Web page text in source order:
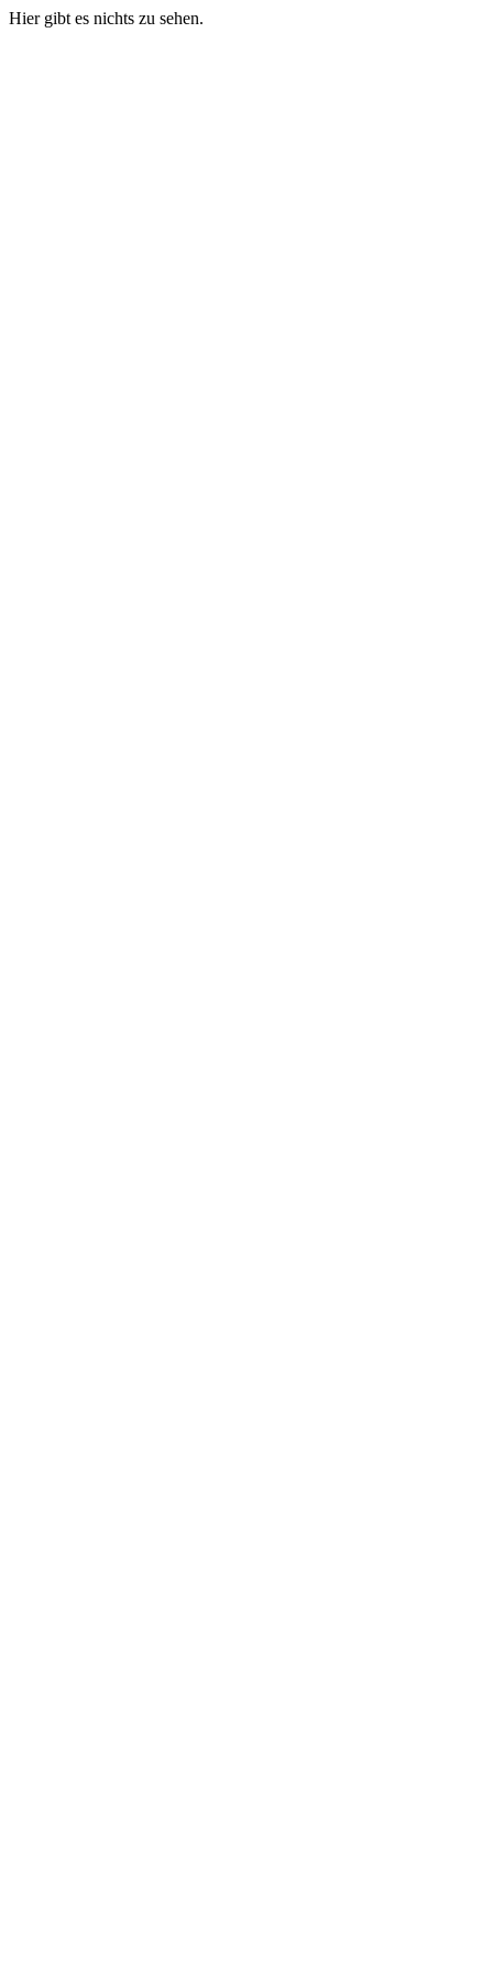
Hier gibt es nichts zu sehen.